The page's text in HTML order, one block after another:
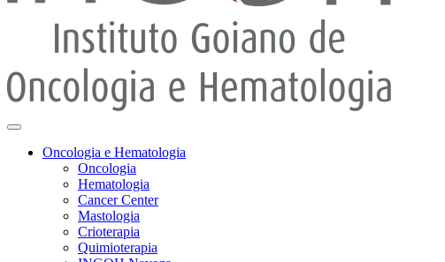
Oncologia e Hematologia
Oncologia
Hematologia
Cancer Center
Mastologia
Crioterapia
Quimioterapia